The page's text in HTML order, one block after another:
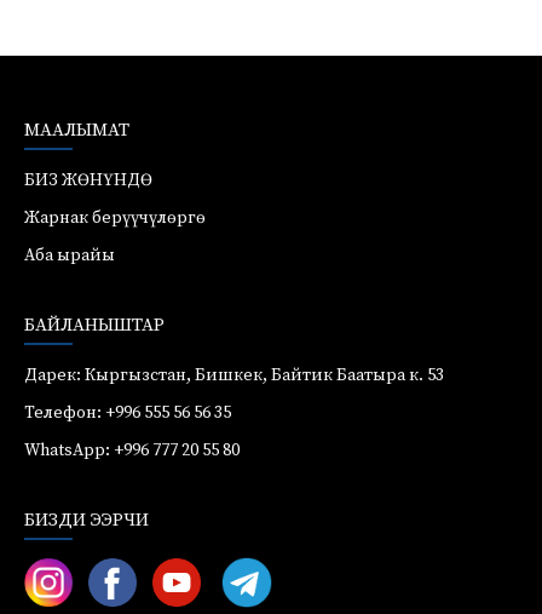
МААЛЫМАТ
БИЗ ЖӨНҮНДӨ
Жарнак берүүчүлөргө
Аба ырайы
БАЙЛАНЫШТАР
Дарек: Кыргызстан, Бишкек, Байтик Баатыра к. 53
Телефон: +996 555 56 56 35
WhatsApp: +996 777 20 55 80
БИЗДИ ЭЭРЧИ